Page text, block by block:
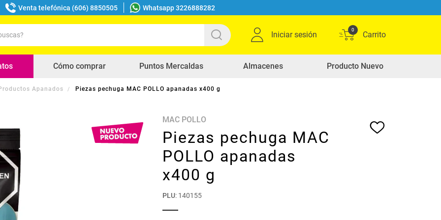
Venta telefónica (606) 8850505 Whatsapp 3226888282
Iniciar sesión
0
Cómo comprar Puntos Mercaldas Almacenes Producto Nuevo
Apanados Piezas pechuga MAC POLLO apanadas x400 g
MAC POLLO
Piezas pechuga MAC
POLLO apanadas
x400 g
PLU: 140155
buscados